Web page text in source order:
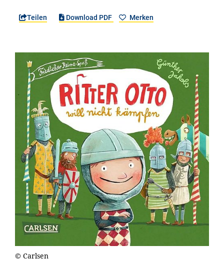
Teilen Download PDF Merken
© Carlsen